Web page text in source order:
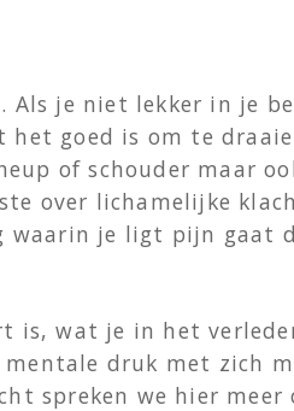
Als je niet lekker in je
goed is om te
of schouder maar
over lichamelijke
waarin je ligt pijn gaat
is, wat je in het
druk met zich
spreken we hier meer